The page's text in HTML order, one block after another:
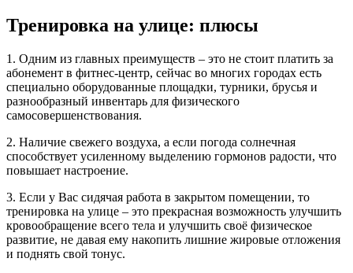
Тренировка на улице: плюсы
1. Одним из главных преимуществ – это не стоит платить за
абонемент в фитнес-центр, сейчас во многих городах есть
специально оборудованные площадки, турники, брусья и
разнообразный инвентарь для физического
самосовершенствования.
2. Наличие свежего воздуха, а если погода солнечная
способствует усиленному выделению гормонов радости, что
повышает настроение.
3. Если у Вас сидячая работа в закрытом помещении, то
тренировка на улице – это прекрасная возможность улучшить
кровообращение всего тела и улучшить своё физическое
развитие, не давая ему накопить лишние жировые отложения
и поднять свой тонус.